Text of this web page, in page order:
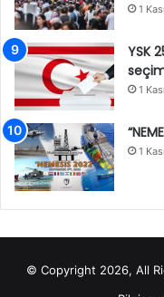
1
YSK
1
1
© Copyright 2026, All